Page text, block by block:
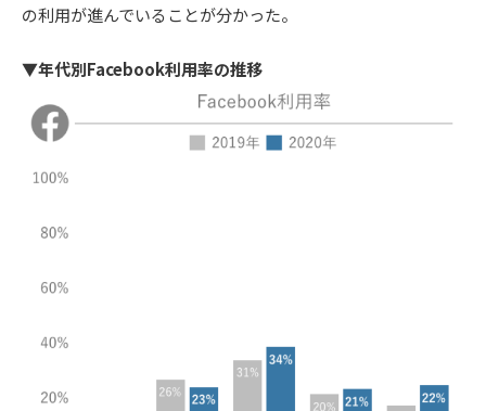
の利用が進んでいることが分かった。
▼年代別Facebook利用率の推移